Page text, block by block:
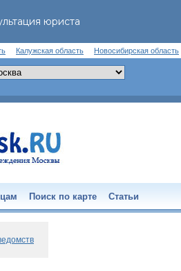
Калужская область Новосибирская область
Поиск по карте Статьи